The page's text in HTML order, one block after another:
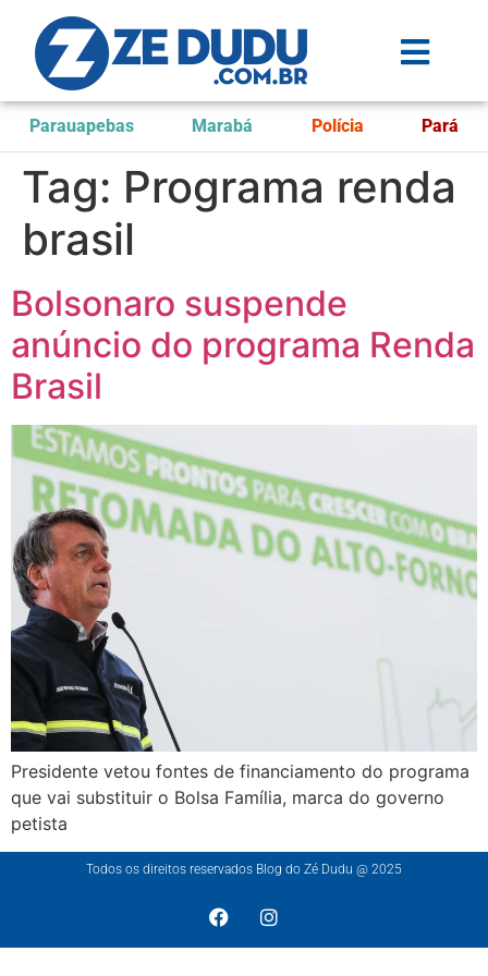
Parauapebas Marabá Polícia Pará
Tag: Programa renda
brasil
Bolsonaro suspende
anúncio do programa Renda
Brasil
Presidente vetou fontes de financiamento do programa
que vai substituir o Bolsa Família, marca do governo
petista
Todos os direitos reservados Blog do Zé Dudu @ 2025